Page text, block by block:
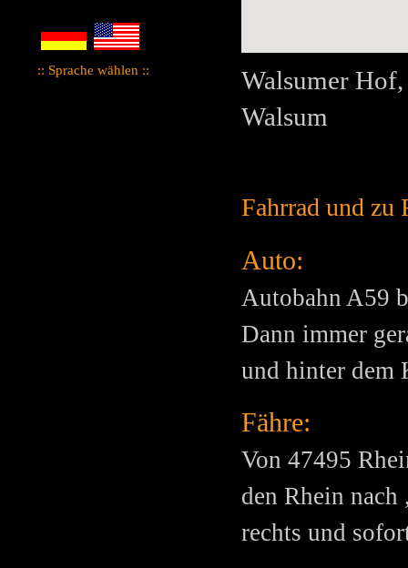
:: Sprache wählen ::
Walsumer
Walsum
Fahrrad und zu
Auto:
Autobahn A59
Dann immer
und hinter dem
Fähre:
Von 47495
den Rhein nach
rechts und